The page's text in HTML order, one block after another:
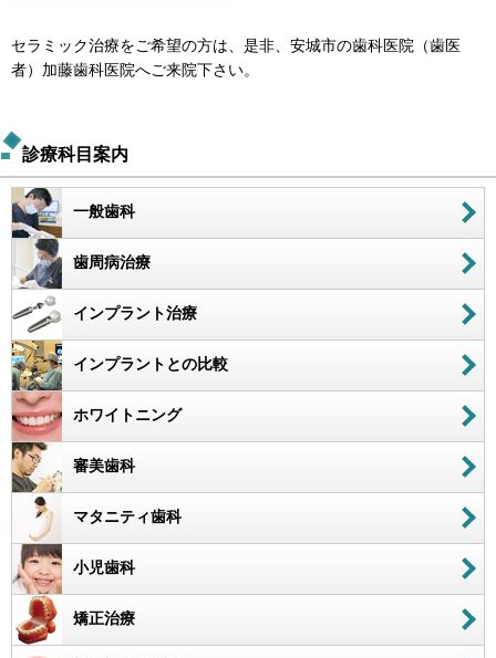
セラミック治療をご希望の方は、是非、安城市の歯科医院（歯医
者）加藤歯科医院へご来院下さい。
診療科目案内
一般歯科
歯周病治療
インプラント治療
インプラントとの比較
ホワイトニング
審美歯科
マタニティ歯科
小児歯科
矯正治療